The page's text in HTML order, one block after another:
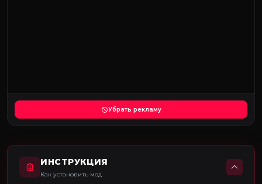
Убрать рекламу
ИНСТРУКЦИЯ
Как установить мод